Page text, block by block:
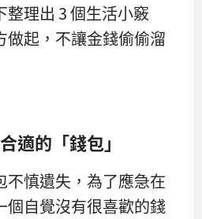
理出 3 個生活小竅
做起，不讓金錢偷偷溜
適的「錢包」
不慎遺失，為了應急在
個自覺沒有很喜歡的錢